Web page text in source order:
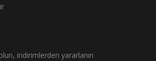
indirimlerden yararlanın